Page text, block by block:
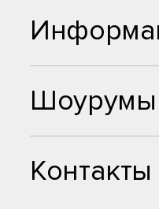
Шоурумы
Контакты